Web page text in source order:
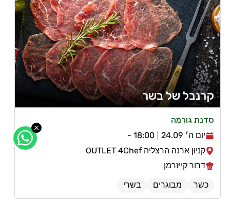
קרנבל של בשר
סדנת גורמה
יום ה׳ 24.09
18:00 -
קניון ארנה הרצליה OUTLET 4Chef
דרור קייזרמן
כשר
מבוגרים בשרי